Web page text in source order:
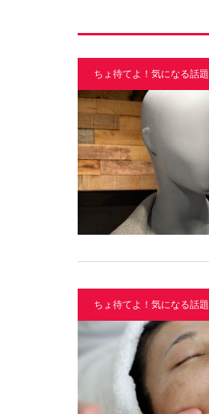
ちょ待てよ！気になる話題
ちょ待てよ！気になる話題